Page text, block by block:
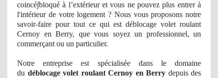
coincé∫bloqué à l’extérieur et vous ne pouvez plus entrer à
l'intérieur de votre logement ? Nous vous proposons notre
savoir-faire pour tout ce qui est déblocage volet roulant
Cernoy en Berry, que vous soyez un professionnel, un
commerçant ou un particulier.
Notre entreprise est spécialisée dans le domaine
du déblocage volet roulant Cernoy en Berry depuis des